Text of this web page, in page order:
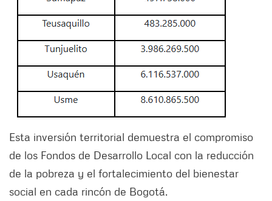
Esta inversión territorial demuestra el compromiso
de los Fondos de Desarrollo Local con la reducción
de la pobreza y el fortalecimiento del bienestar
social en cada rincón de Bogotá.